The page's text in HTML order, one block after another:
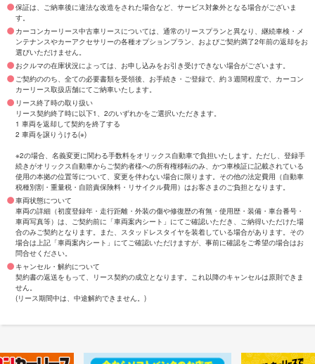
保証は、ご納車後に違法な改造をされた場合など、サービス対象外となる場合がございま
す。
カーコンカーリース中古車リースについては、通常のリースプランと異なり、継続車検・メ
ンテナンスやカーアクセサリーの各種オプションプラン、およびご契約満了2年前の返却をお
選びいただけません。
おクルマの在庫状況によっては、お申し込みをお引き受けできない場合がございます。
ご契約ののち、全ての必要書類を受領後、お手続き・ご登録で、約３週間程度で、カーコン
カーリース取扱店舗にてご納車いたします。
リース終了時の取り扱い
リース契約終了時に以下1、2のいずれかをご選択いただきます。
1 車両を返却して契約を終了する
2 車両を譲りうける(※)
※2の場合、名義変更に関わる手数料をオリックス自動車で負担いたします。ただし、登録手
続きがオリックス自動車からご契約者様への所有権移転のみ、かつ車検証に記載されている
使用の本拠の位置等について、変更を伴わない場合に限ります。その他の法定費用（自動車
税種別割・重量税・自賠責保険料・リサイクル費用）はお客さまのご負担となります。
車両状態について
車両の詳細（初度登録年・走行距離・外装の傷や修復歴の有無・使用歴・装備・車台番号・
車両写真等）は、ご契約前に「車両案内シート」にてご確認いただき、ご納得いただけた場
合のみご契約となります。また、スタッドレスタイヤを装着している場合があります。その
場合は上記「車両案内シート」にてご確認いただけますが、事前に確認をご希望の場合はお
問合せください。
キャンセル・解約について
契約書の返送をもって、リース契約の成立となります。これ以降のキャンセルは原則できま
せん。
(リース期間中は、中途解約できません。)